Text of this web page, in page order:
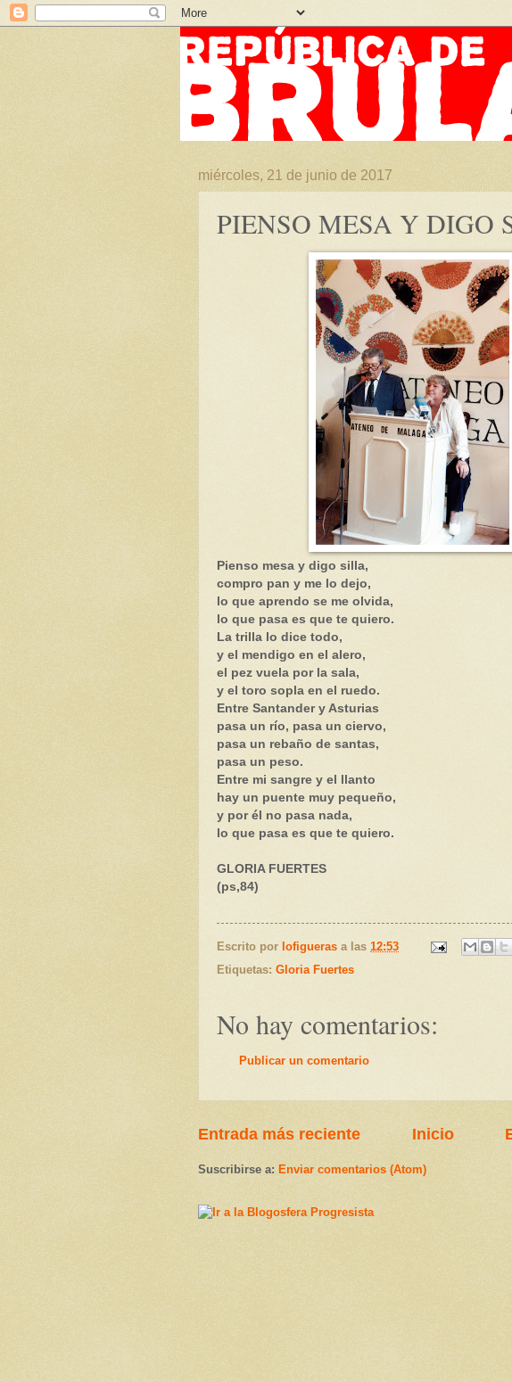
miércoles, 21 de junio de 2017
PIENSO MESA Y DIGO
Pienso mesa y digo silla,
compro pan y me lo dejo,
lo que aprendo se me olvida,
lo que pasa es que te quiero.
La trilla lo dice todo,
y el mendigo en el alero,
el pez vuela por la sala,
y el toro sopla en el ruedo.
Entre Santander y Asturias
pasa un río, pasa un ciervo,
pasa un rebaño de santas,
pasa un peso.
Entre mi sangre y el llanto
hay un puente muy pequeño,
y por él no pasa nada,
lo que pasa es que te quiero.
GLORIA FUERTES
(ps,84)
Escrito por lofigueras a las 12:53
Etiquetas: Gloria Fuertes
No hay comentarios:
Publicar un comentario
Entrada más reciente Inicio
Suscribirse a: Enviar comentarios (Atom)